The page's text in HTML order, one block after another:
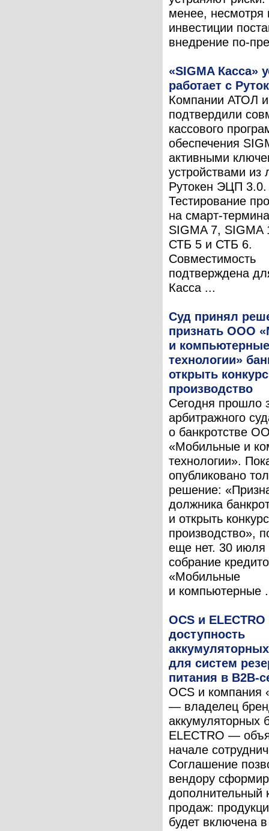
менее, несмотря
инвестиции
внедрение по-
«SIGMA Касса»
работает с
Компании АТОЛ и
подтвердили
кассового
обеспечения
активными
устройствами из
Рутокен ЭЦП 3.0.
Тестирование
на смарт-
SIGMA 7,
СТБ 5 и СТБ 6.
Совместимость
подтверждена
Касса ...
Суд принял
признать ООО
и компьютерные
технологии»
открыть
производство
Сегодня прошло
арбитражного
о банкротстве
«Мобильные и
технологии».
опубликовано
решение:
должника
и открыть
производство»,
еще нет. 30 июля
собрание
«Мобильные
и компьютерные
OCS и
доступность
для систем
питания в B2B-
OCS и компания
— владелец
аккумуляторных
ELECTRO —
начале
Соглашение
вендору
дополнительный
продаж:
будет включена в